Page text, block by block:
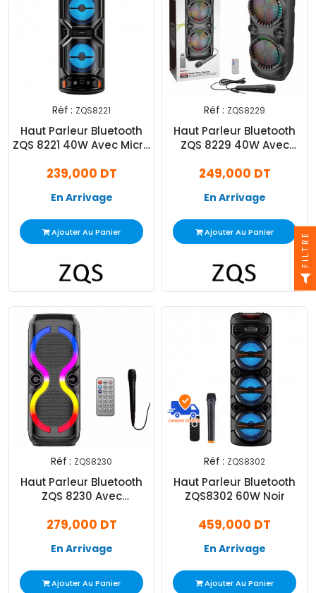
Réf : ZQS8221
Haut Parleur Bluetooth
ZQS 8221 40W Avec Micro
239,000 DT
En Arrivage
Ajouter Au Panier
Réf : ZQS8229
Haut Parleur Bluetooth
ZQS 8229 40W Avec
249,000 DT
En Arrivage
Ajouter Au Panier
Réf : ZQS8230
Haut Parleur Bluetooth
ZQS 8230 Avec
279,000 DT
En Arrivage
Ajouter Au Panier
Réf : ZQS8302
Haut Parleur Bluetooth
ZQS8302 60W Noir
459,000 DT
En Arrivage
Ajouter Au Panier
FILTRE